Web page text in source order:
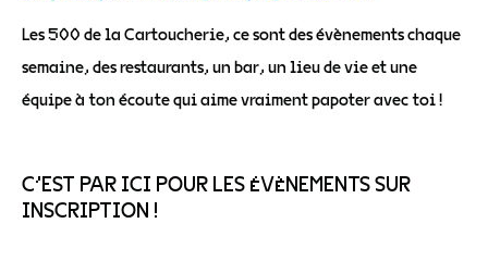
Les 500 de la Cartoucherie, ce sont des évènements chaque
semaine, des restaurants, un bar, un lieu de vie et une
équipe à ton écoute qui aime vraiment papoter avec toi !
C’EST PAR ICI POUR LES ÉVÈNEMENTS SUR
INSCRIPTION !